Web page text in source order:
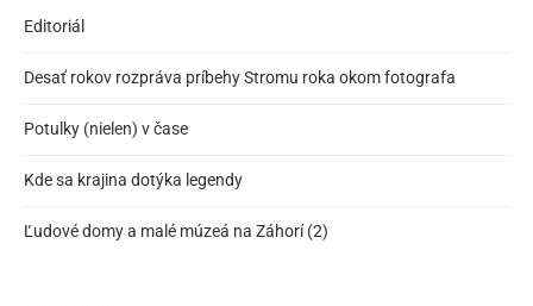
Editoriál
Desať rokov rozpráva príbehy Stromu roka okom fotografa
Potulky (nielen) v čase
Kde sa krajina dotýka legendy
Ľudové domy a malé múzeá na Záhorí (2)